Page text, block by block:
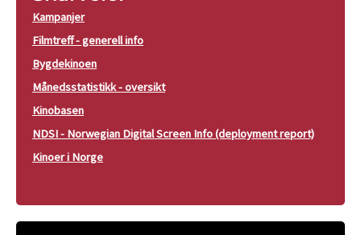
Kampanjer
Filmtreff - generell info
Bygdekinoen
Månedsstatistikk - oversikt
Kinobasen
NDSI - Norwegian Digital Screen Info (deployment report)
Kinoer i Norge